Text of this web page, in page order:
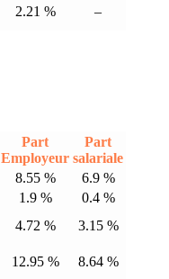
2.21 % –
Part
Employeur
Part
salariale
8.55 %
6.9 %
1.9 %
0.4 %
4.72 %
3.15 %
12.95 %
8.64 %